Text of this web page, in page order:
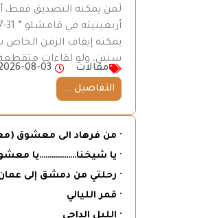
لَمن يمكنه التصديق فقط،
يمكنه إيقاف الزمن الخاص
سنين، ولو لقاءات
مقالات
08-03
التفاصيل ...
· من فرهاد الى معشوق
· يا شيخنا………………يا
· رحلتي من دمشق إلى
· قمر الليالي
· الليل الداجي